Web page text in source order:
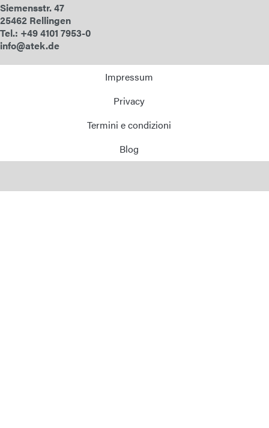
Siemensstr. 47
25462 Rellingen
Tel.: +49 4101 7953-0
info@atek.de
Impressum
Privacy
Termini e condizioni
Blog